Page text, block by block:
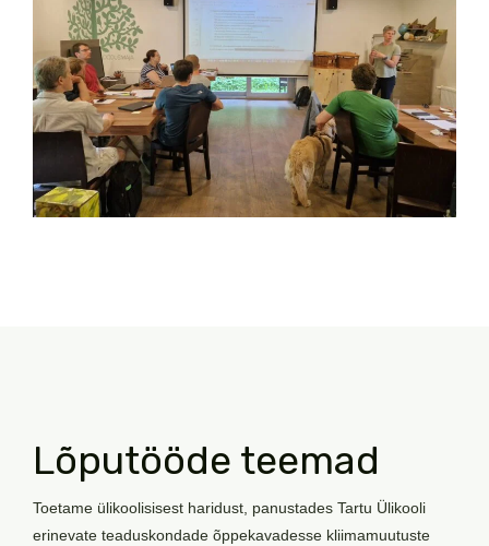
Lõputööde teemad
Toetame ülikoolisisest haridust, panustades Tartu Ülikooli
erinevate teaduskondade õppekavadesse kliimamuutuste